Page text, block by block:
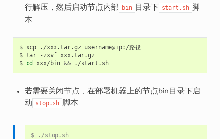
行解压，然后启动节点内部
bin 目录下 start.sh 脚
本
$ scp ./xxx.tar.gz
username@ip:/路径
$ tar -zxvf xxx.tar.gz
$ cd xxx/bin && ./start.sh
若需要关闭节点，在部署机器上的节点bin目录下启
动 stop.sh 脚本：
$